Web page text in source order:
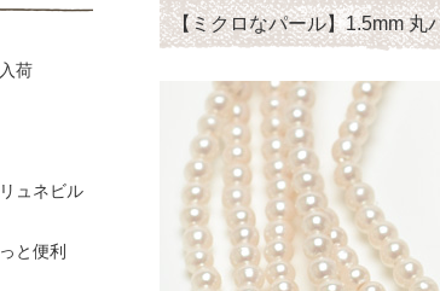
【ミクロなパール】1.5mm 丸
荷
ュネビル
と便利